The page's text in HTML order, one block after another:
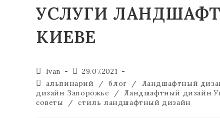
УСЛУГИ
КИЕВЕ
Ivan
29.07.2021
альпинарий
/ блог / Ландшафтный
дизайн Запорожье
/ Ландшафтный дизайн
советы
/ стиль ландшафтный дизайн